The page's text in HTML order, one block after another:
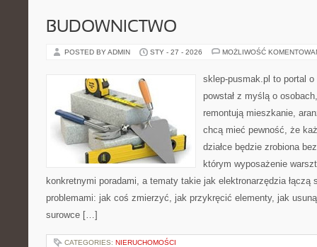
BUDOWNICTWO
POSTED BY ADMIN STY - 27 - 2026 MOŻLIWOŚĆ
sklep-pusmak.pl to portal
powstał z myślą o
remontują mieszkanie,
chcą mieć pewność, że
działce będzie zrobiona
którym wyposażenie
konkretnymi poradami, a tematy takie jak elektronarzędzia łączą
problemami: jak coś zmierzyć, jak przykręcić elementy, jak
surowce […]
CATEGORIES: NIERUCHOMOŚCI